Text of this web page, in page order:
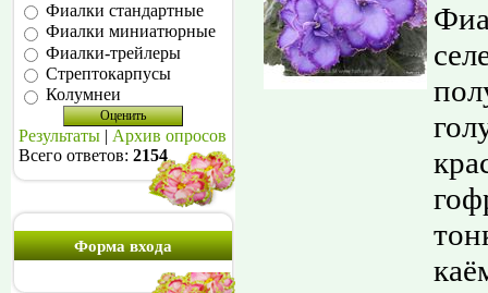
Фиалки стандартные
Фиалки миниатюрные
Фиалки-трейлеры
Стрептокарпусы
Колумнеи
Результаты
Архив опросов
Всего ответов: 2154
Форма входа